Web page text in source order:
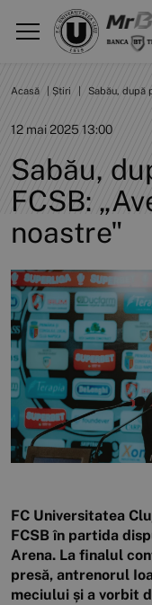
Acasă Știri Sabău, după
12 mai 2025 13:00
Sabău,
FCSB:
noastre"
FC Universitatea
FCSB în partida
Arena. La finalul
presă, antrenorul
meciului și a vorbit